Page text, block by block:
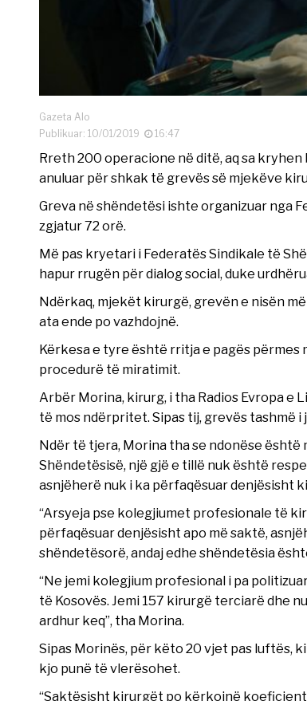
Gazeta Alo
Publikuar: 10/01/2019
16:47
Rreth 200 operacione në ditë, aq sa
anuluar për shkak të grevës së mjekëve
Greva në shëndetësi ishte organizuar nga
zgjatur 72 orë.
Më pas kryetari i Federatës Sindikale të
hapur rrugën për dialog social, duke
Ndërkaq, mjekët kirurgë, grevën e nisën
ata ende po vazhdojnë.
Kërkesa e tyre është rritja e pagës
procedurë të miratimit.
Arbër Morina, kirurg, i tha Radios Evropa e
të mos ndërpritet. Sipas tij, grevës tashmë
Ndër të tjera, Morina tha se ndonëse
Shëndetësisë, një gjë e tillë nuk është
asnjëherë nuk i ka përfaqësuar denjësisht
“Arsyeja pse kolegjiumet profesionale të
përfaqësuar denjësisht apo më saktë,
shëndetësorë, andaj edhe shëndetësia
“Ne jemi kolegjium profesional i pa
të Kosovës. Jemi 157 kirurgë terciarë dhe
ardhur keq”, tha Morina.
Sipas Morinës, për këto 20 vjet pas luftës,
kjo punë të vlerësohet.
“Saktësisht kirurgët po kërkojnë